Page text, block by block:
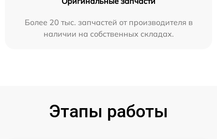
Более 20 тыс. запчастей от производителя в
наличии на собственных складах.
Этапы работы